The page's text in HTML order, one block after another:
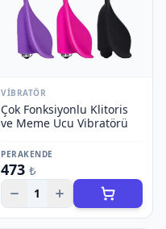
VIBRATÖR
Çok Fonksiyonlu Klitoris
ve Meme Ucu Vibratörü
PERAKENDE
473 ₺
1